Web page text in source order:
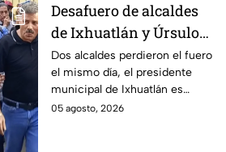
Desafuero de alcaldes
de Ixhuatlán y Úrsulo
Galván: uno de ellos
está implicado en el
asesinato de la
periodista Roxana
Dos alcaldes perdieron el fuero
el mismo día, el presidente
municipal de Ixhuatlán es
investigado por el secuestro y
05 agosto, 2026